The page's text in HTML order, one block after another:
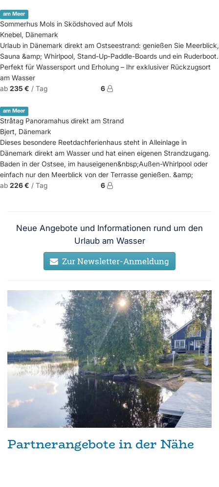
am Meer
Sommerhus Mols in Sködshoved auf Mols
Knebel, Dänemark
Urlaub in Dänemark direkt am Ostseestrand: genießen Sie Meerblick,
Sauna &amp; Whirlpool, Stand-Up-Paddle-Boards und ein Ruderboot.
Perfekt für Wassersport und Erholung – Ihr exklusiver Rückzugsort
am Wasser
ab 235 € / Tag 6
am Meer
Stråtag Panoramahus direkt am Strand
Bjert, Dänemark
Dieses besondere Reetdachferienhaus steht in Alleinlage in
Dänemark direkt am Wasser und hat einen eigenen Strandzugang.
Baden in der Ostsee, im hauseigenen&nbsp;Außen-Whirlpool oder
einfach nur den Meerblick von der Terrasse genießen. &amp;
ab 226 € / Tag 6
Neue Angebote und Informationen rund um den
Urlaub am Wasser
Zur Newsletter-Anmeldung
Partnerangebote in der Nähe